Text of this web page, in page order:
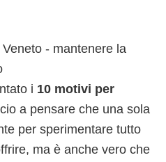
i 10 motivi per
a pensare che una sola
per sperimentare tutto
ma è anche vero che